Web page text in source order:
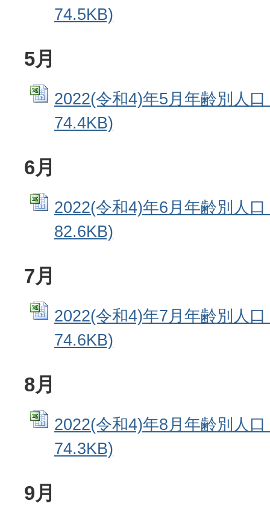
74.5KB)
5月
2022(令和4)年5月年齢別人
74.4KB)
6月
2022(令和4)年6月年齢別人
82.6KB)
7月
2022(令和4)年7月年齢別人
74.6KB)
8月
2022(令和4)年8月年齢別人
74.3KB)
9月